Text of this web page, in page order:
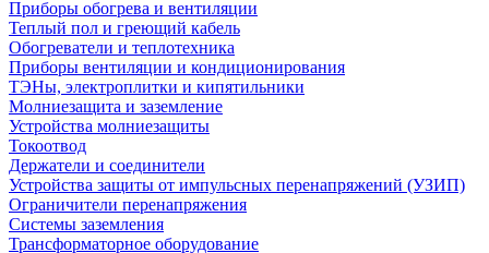
Приборы обогрева и вентиляции
Теплый пол и греющий кабель
Обогреватели и теплотехника
Приборы вентиляции и кондиционирования
ТЭНы, электроплитки и кипятильники
Молниезащита и заземление
Устройства молниезащиты
Токоотвод
Держатели и соединители
Устройства защиты от импульсных перенапряжений (УЗИП)
Ограничители перенапряжения
Системы заземления
Трансформаторное оборудование